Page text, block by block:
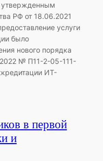
утвержденным
РФ от 18.06.2021
услуги
было
нового порядка
№ П11-2-05-111-
ИТ-
в первой
и